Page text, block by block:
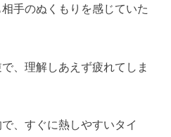
手のぬくもりを感じていた
、理解しあえず疲れてしま
、すぐに熱しやすいタイ